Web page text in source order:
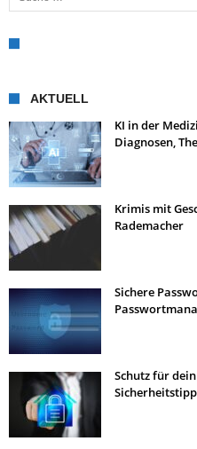
AKTUELL
KI in der
Diagnosen,
Krimis mit
Rademacher
Sichere
Schutz für